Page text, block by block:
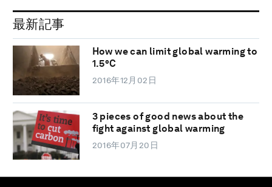
最新記事
How we can limit global warming to
1.5°C
2016年12月02日
3 pieces of good news about the
fight against global warming
2016年07月20日